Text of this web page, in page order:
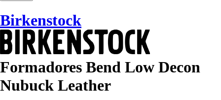
Birkenstock
Formadores Bend Low Decon
Nubuck Leather